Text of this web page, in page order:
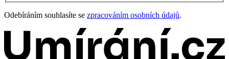
Odebíráním souhlasíte se zpracováním osobních údajů.